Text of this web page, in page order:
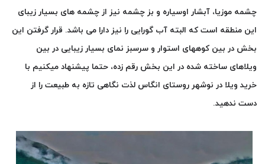
چشمه موزیا، آبشار اوسیاره و بز چشمه نیز از چشمه های بسیار زیبای
این منطقه است که البته آب گورایی را نیز دارا می باشد. قرار گرفتن این
بخش در بین کوههای استوار و سرسبز نمای بسیار زیبایی در بین
ویلاهای ساخته شده در این بخش رقم زده، حتما پیشنهاد میکنیم با
خرید ویلا در نوشهر روستای انگاس لذت نگاهی تازه به طبیعت را از
دست ندهید.